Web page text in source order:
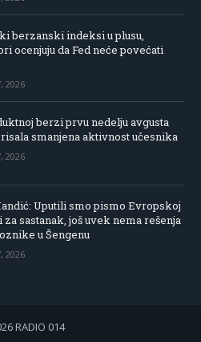
berzanski indeksi u plusu,
ocenjuju da Fed neće povećati
2026
berzi prvu nedelju avgusta
smanjena aktivnost učesnika
2026
Uputili smo pismo Evropskoj
sastanak, još uvek nema rešenja
u Šengenu
2026
RADIO 014